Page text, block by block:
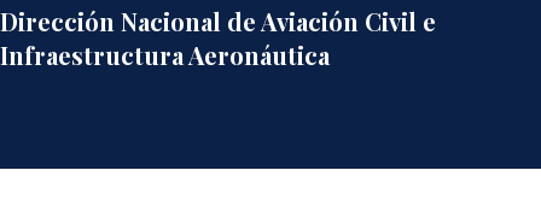
Dirección Nacional de Aviación Civil e
Infraestructura Aeronáutica